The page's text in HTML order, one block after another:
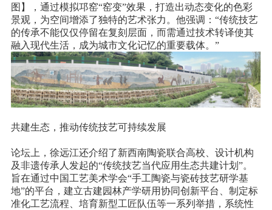
图】，通过模拟邛窑“窑变”效果，打造出动态变化的色彩
景观，为空间增添了独特的艺术张力。他强调：“传统技艺
的传承不能仅仅停留在复刻层面，而需通过技术转译使其
融入现代生活，成为城市文化记忆的重要载体。”
共建生态，推动传统技艺可持续发展
论坛上，徐远江还介绍了新西南陶瓷联合高校、设计机构
及非遗传承人发起的“传统技艺当代应用生态共建计划”。
旨在通过中国工艺美术学会“手工陶瓷与瓷砖技艺研学基
地”的平台，建立古建园林产学研用协同创新平台、制定标
准化工艺流程、培育新型工匠队伍等一系列举措，系统性